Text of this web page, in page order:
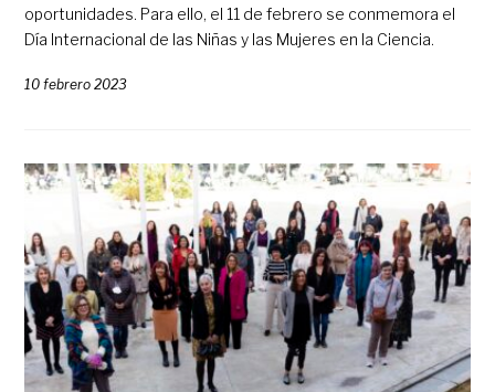
oportunidades. Para ello, el 11 de febrero se conmemora el
Día Internacional de las Niñas y las Mujeres en la Ciencia.
10 febrero 2023